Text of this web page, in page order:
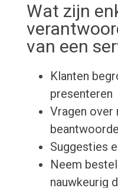
Wat zijn
van een
Klanten
presenteren
Vragen over
Suggesties
Neem
nauwkeurig